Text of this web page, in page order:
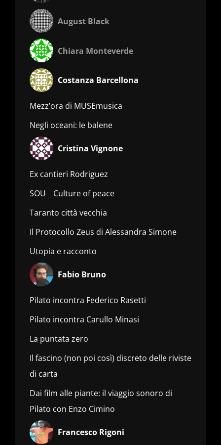
August Black
Chiara Monteverde
Costanza Barcellona
Mezz’ora di MUSEmusica
Negli oceani: le balene
Cristina Vignone
Ex cantieri Rodriguez
SOU _ Culture of peace
Taranto città vecchia
Il Protocollo Zeus di Alessandra Simone
Utopia e racconto
Fabio Bruno
Pilato incontra Federico Rasetti
Pilato incontra Carullo Minasi
La puntata zero
Il fascino (non poi così) discreto delle riviste
di carta
Dai film alle piante: il viaggio sonoro di
Pilato con Enzo Cimino
Francesco Rigoni